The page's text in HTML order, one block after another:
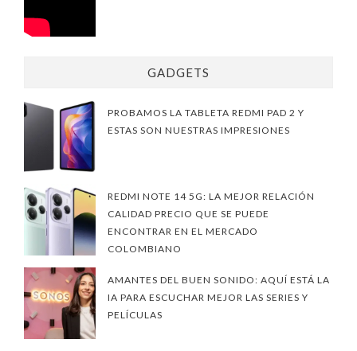
GADGETS
PROBAMOS LA TABLETA REDMI PAD 2 Y
ESTAS SON NUESTRAS IMPRESIONES
REDMI NOTE 14 5G: LA MEJOR RELACIÓN
CALIDAD PRECIO QUE SE PUEDE
ENCONTRAR EN EL MERCADO
COLOMBIANO
AMANTES DEL BUEN SONIDO: AQUÍ ESTÁ LA
IA PARA ESCUCHAR MEJOR LAS SERIES Y
PELÍCULAS